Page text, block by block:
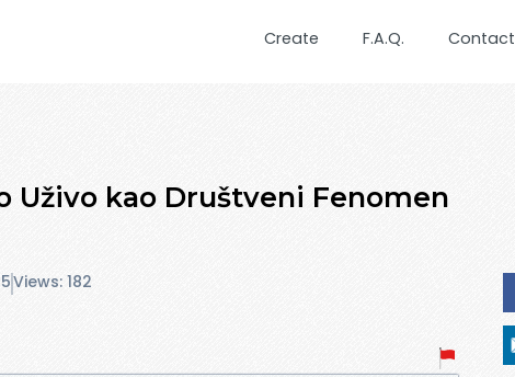
Create F.A.Q. Contact
Uživo kao Društveni Fenomen
Views: 182